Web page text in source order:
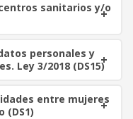
sanitarios y/o
personales y
Ley 3/2018 (DS15)
entre mujeres
(DS1)